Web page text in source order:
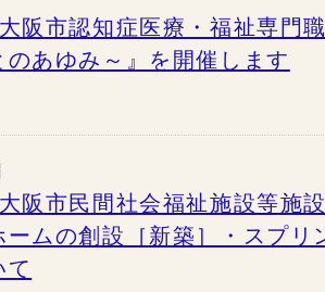
市認知症医療・福祉専門
のあゆみ～』を開催します
阪市民間社会福祉施設等施
ームの創設［新築］・スプリ
て